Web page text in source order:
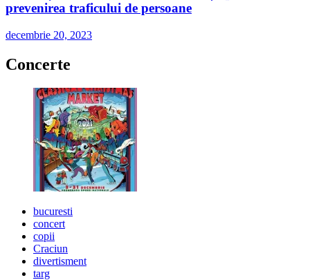
prevenirea traficului de persoane
decembrie 20, 2023
Concerte
bucuresti
concert
copii
Craciun
divertisment
targ